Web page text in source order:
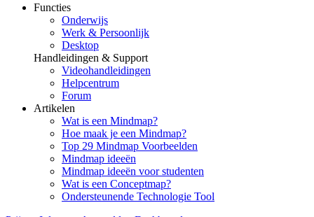
Functies
Onderwijs
Werk & Persoonlijk
Desktop
Handleidingen & Support
Videohandleidingen
Helpcentrum
Forum
Artikelen
Wat is een Mindmap?
Hoe maak je een Mindmap?
Top 29 Mindmap Voorbeelden
Mindmap ideeën
Mindmap ideeën voor studenten
Wat is een Conceptmap?
Ondersteunende Technologie Tool